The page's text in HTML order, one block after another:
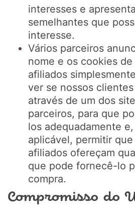
interesses e
semelhantes que
interesse.
Vários parceiros
nome e os cookies
afiliados
ver se nossos
através de um dos
parceiros, para que
los adequadamente
aplicável, permitir
afiliados ofereçam
que pode fornecê-lo
compra.
Compromisso do